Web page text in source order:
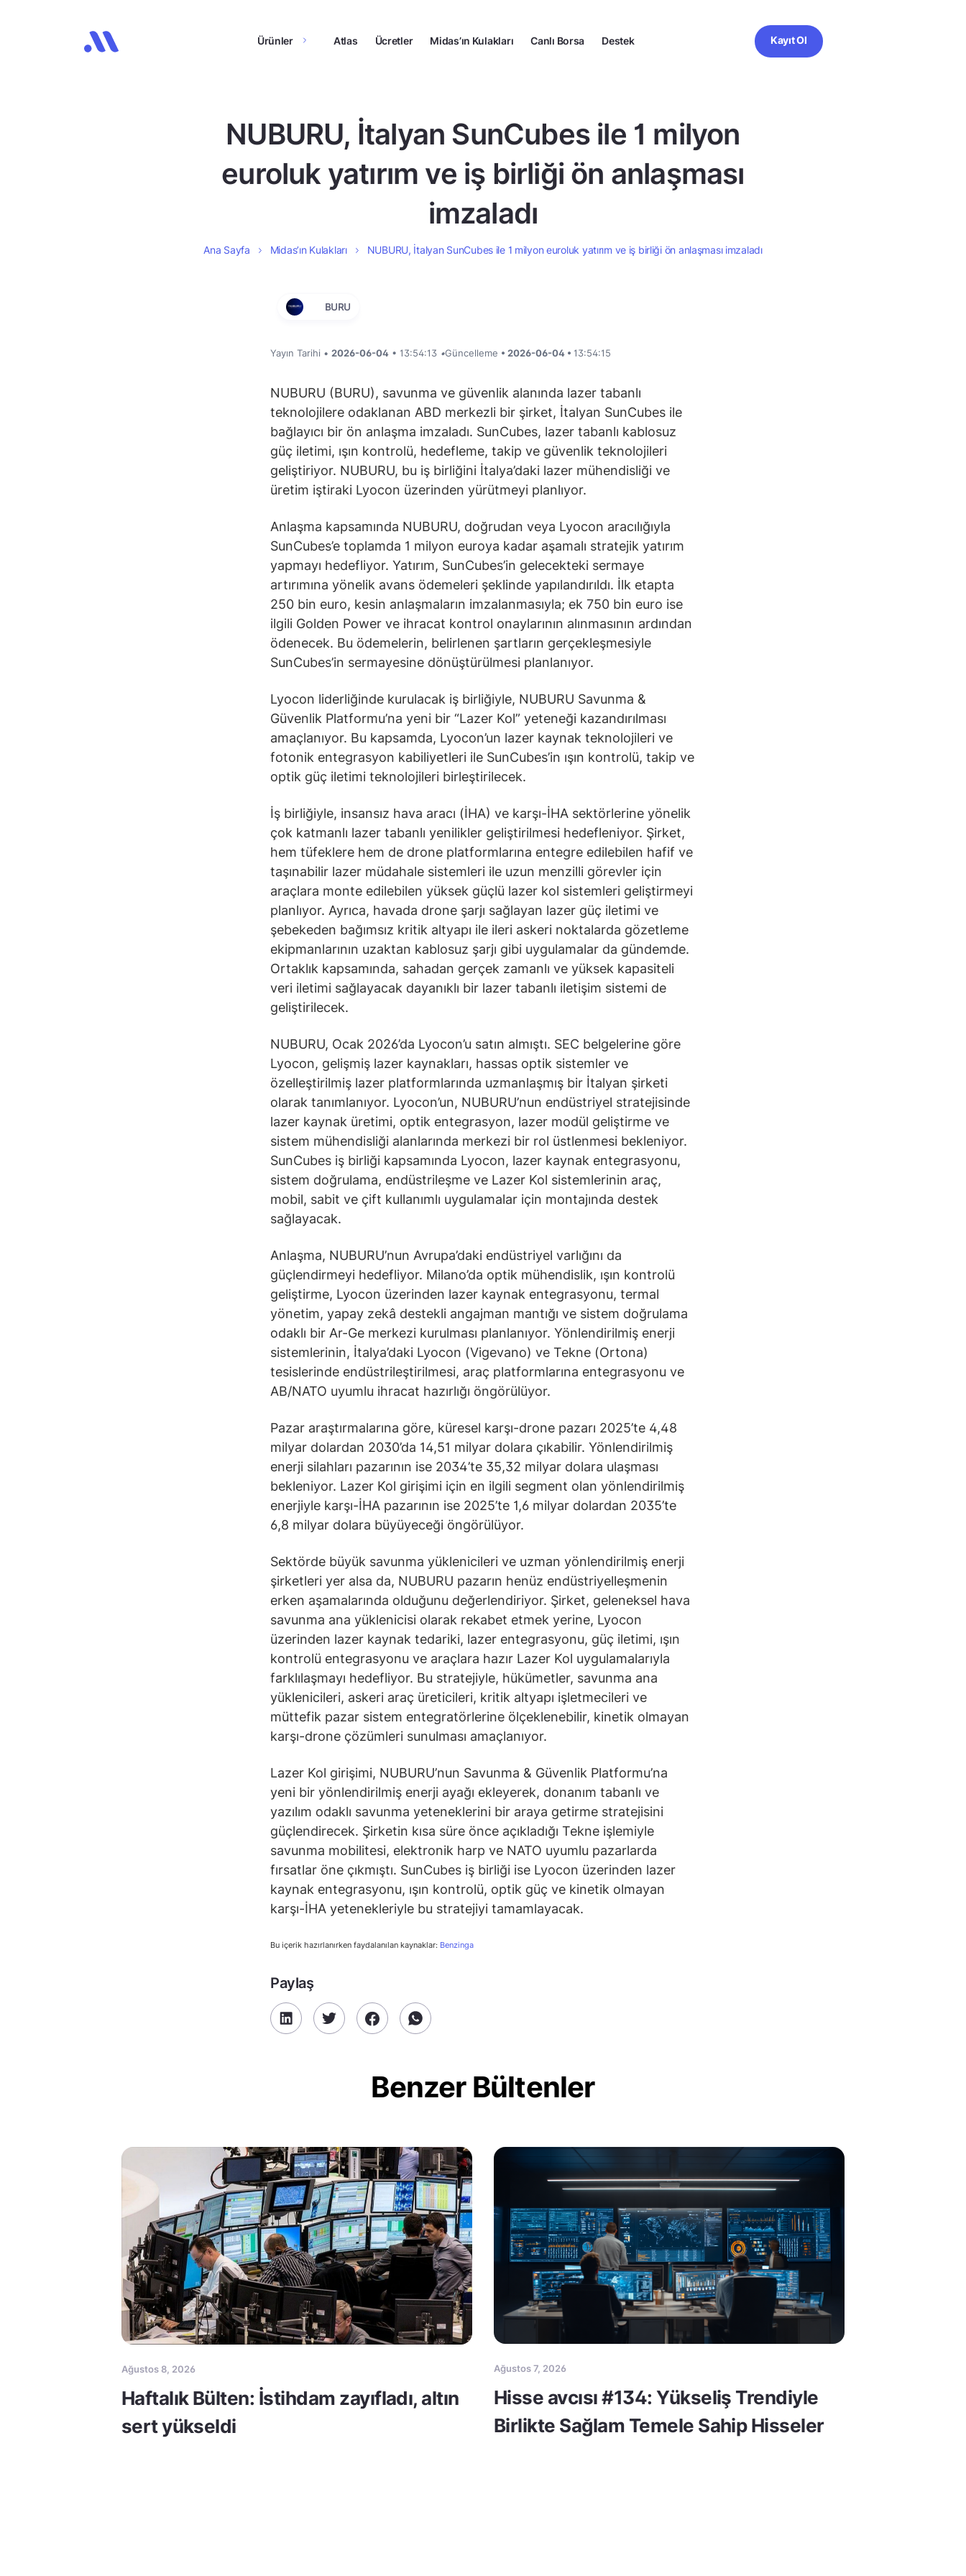
Ürünler Atlas Ücretler Midas’ın Kulakları Canlı Borsa Destek Kayıt Ol
NUBURU, İtalyan SunCubes ile 1 milyon
euroluk yatırım ve iş birliği ön anlaşması
imzaladı
Ana Sayfa Midas’ın Kulakları NUBURU, İtalyan SunCubes ile 1 milyon euroluk yatırım ve iş birliği ön anlaşması imzaladı
BURU
Yayın Tarihi • 2026-06-04 • 13:54:13 •Güncelleme • 2026-06-04 • 13:54:15
NUBURU (BURU), savunma ve güvenlik alanında lazer tabanlı
teknolojilere odaklanan ABD merkezli bir şirket, İtalyan SunCubes ile
bağlayıcı bir ön anlaşma imzaladı. SunCubes, lazer tabanlı kablosuz
güç iletimi, ışın kontrolü, hedefleme, takip ve güvenlik teknolojileri
geliştiriyor. NUBURU, bu iş birliğini İtalya’daki lazer mühendisliği ve
üretim iştiraki Lyocon üzerinden yürütmeyi planlıyor.
Anlaşma kapsamında NUBURU, doğrudan veya Lyocon aracılığıyla
SunCubes’e toplamda 1 milyon euroya kadar aşamalı stratejik yatırım
yapmayı hedefliyor. Yatırım, SunCubes’in gelecekteki sermaye
artırımına yönelik avans ödemeleri şeklinde yapılandırıldı. İlk etapta
250 bin euro, kesin anlaşmaların imzalanmasıyla; ek 750 bin euro ise
ilgili Golden Power ve ihracat kontrol onaylarının alınmasının ardından
ödenecek. Bu ödemelerin, belirlenen şartların gerçekleşmesiyle
SunCubes’in sermayesine dönüştürülmesi planlanıyor.
Lyocon liderliğinde kurulacak iş birliğiyle, NUBURU Savunma &
Güvenlik Platformu’na yeni bir “Lazer Kol” yeteneği kazandırılması
amaçlanıyor. Bu kapsamda, Lyocon’un lazer kaynak teknolojileri ve
fotonik entegrasyon kabiliyetleri ile SunCubes’in ışın kontrolü, takip ve
optik güç iletimi teknolojileri birleştirilecek.
İş birliğiyle, insansız hava aracı (İHA) ve karşı-İHA sektörlerine yönelik
çok katmanlı lazer tabanlı yenilikler geliştirilmesi hedefleniyor. Şirket,
hem tüfeklere hem de drone platformlarına entegre edilebilen hafif ve
taşınabilir lazer müdahale sistemleri ile uzun menzilli görevler için
araçlara monte edilebilen yüksek güçlü lazer kol sistemleri geliştirmeyi
planlıyor. Ayrıca, havada drone şarjı sağlayan lazer güç iletimi ve
şebekeden bağımsız kritik altyapı ile ileri askeri noktalarda gözetleme
ekipmanlarının uzaktan kablosuz şarjı gibi uygulamalar da gündemde.
Ortaklık kapsamında, sahadan gerçek zamanlı ve yüksek kapasiteli
veri iletimi sağlayacak dayanıklı bir lazer tabanlı iletişim sistemi de
geliştirilecek.
NUBURU, Ocak 2026’da Lyocon’u satın almıştı. SEC belgelerine göre
Lyocon, gelişmiş lazer kaynakları, hassas optik sistemler ve
özelleştirilmiş lazer platformlarında uzmanlaşmış bir İtalyan şirketi
olarak tanımlanıyor. Lyocon’un, NUBURU’nun endüstriyel stratejisinde
lazer kaynak üretimi, optik entegrasyon, lazer modül geliştirme ve
sistem mühendisliği alanlarında merkezi bir rol üstlenmesi bekleniyor.
SunCubes iş birliği kapsamında Lyocon, lazer kaynak entegrasyonu,
sistem doğrulama, endüstrileşme ve Lazer Kol sistemlerinin araç,
mobil, sabit ve çift kullanımlı uygulamalar için montajında destek
sağlayacak.
Anlaşma, NUBURU’nun Avrupa’daki endüstriyel varlığını da
güçlendirmeyi hedefliyor. Milano’da optik mühendislik, ışın kontrolü
geliştirme, Lyocon üzerinden lazer kaynak entegrasyonu, termal
yönetim, yapay zekâ destekli angajman mantığı ve sistem doğrulama
odaklı bir Ar-Ge merkezi kurulması planlanıyor. Yönlendirilmiş enerji
sistemlerinin, İtalya’daki Lyocon (Vigevano) ve Tekne (Ortona)
tesislerinde endüstrileştirilmesi, araç platformlarına entegrasyonu ve
AB/NATO uyumlu ihracat hazırlığı öngörülüyor.
Pazar araştırmalarına göre, küresel karşı-drone pazarı 2025’te 4,48
milyar dolardan 2030’da 14,51 milyar dolara çıkabilir. Yönlendirilmiş
enerji silahları pazarının ise 2034’te 35,32 milyar dolara ulaşması
bekleniyor. Lazer Kol girişimi için en ilgili segment olan yönlendirilmiş
enerjiyle karşı-İHA pazarının ise 2025’te 1,6 milyar dolardan 2035’te
6,8 milyar dolara büyüyeceği öngörülüyor.
Sektörde büyük savunma yüklenicileri ve uzman yönlendirilmiş enerji
şirketleri yer alsa da, NUBURU pazarın henüz endüstriyelleşmenin
erken aşamalarında olduğunu değerlendiriyor. Şirket, geleneksel hava
savunma ana yüklenicisi olarak rekabet etmek yerine, Lyocon
üzerinden lazer kaynak tedariki, lazer entegrasyonu, güç iletimi, ışın
kontrolü entegrasyonu ve araçlara hazır Lazer Kol uygulamalarıyla
farklılaşmayı hedefliyor. Bu stratejiyle, hükümetler, savunma ana
yüklenicileri, askeri araç üreticileri, kritik altyapı işletmecileri ve
müttefik pazar sistem entegratörlerine ölçeklenebilir, kinetik olmayan
karşı-drone çözümleri sunulması amaçlanıyor.
Lazer Kol girişimi, NUBURU’nun Savunma & Güvenlik Platformu’na
yeni bir yönlendirilmiş enerji ayağı ekleyerek, donanım tabanlı ve
yazılım odaklı savunma yeteneklerini bir araya getirme stratejisini
güçlendirecek. Şirketin kısa süre önce açıkladığı Tekne işlemiyle
savunma mobilitesi, elektronik harp ve NATO uyumlu pazarlarda
fırsatlar öne çıkmıştı. SunCubes iş birliği ise Lyocon üzerinden lazer
kaynak entegrasyonu, ışın kontrolü, optik güç ve kinetik olmayan
karşı-İHA yetenekleriyle bu stratejiyi tamamlayacak.
Bu içerik hazırlanırken faydalanılan kaynaklar: Benzinga
Paylaş
Benzer Bültenler
Ağustos 8, 2026
Haftalık Bülten: İstihdam zayıfladı, altın
sert yükseldi
Ağustos 7, 2026
Hisse avcısı #134: Yükseliş Trendiyle
Birlikte Sağlam Temele Sahip Hisseler